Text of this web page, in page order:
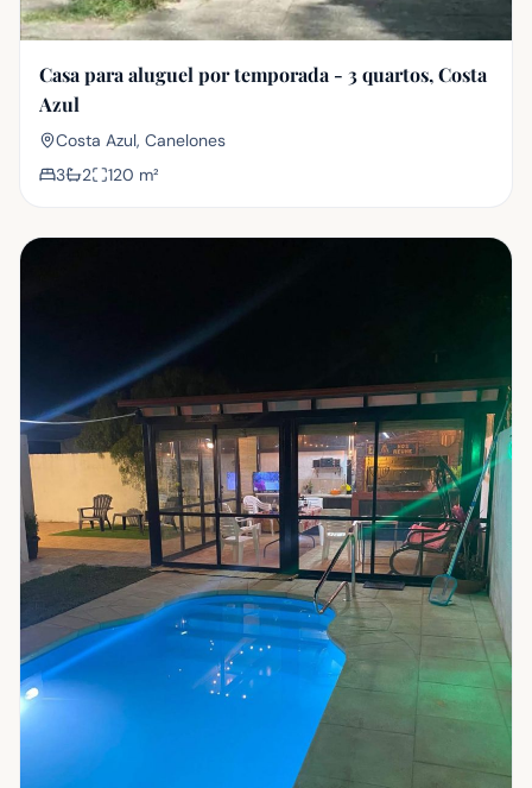
Casa para aluguel por temporada - 3 quartos, Costa
Azul
Costa Azul, Canelones
3
2 120 m²